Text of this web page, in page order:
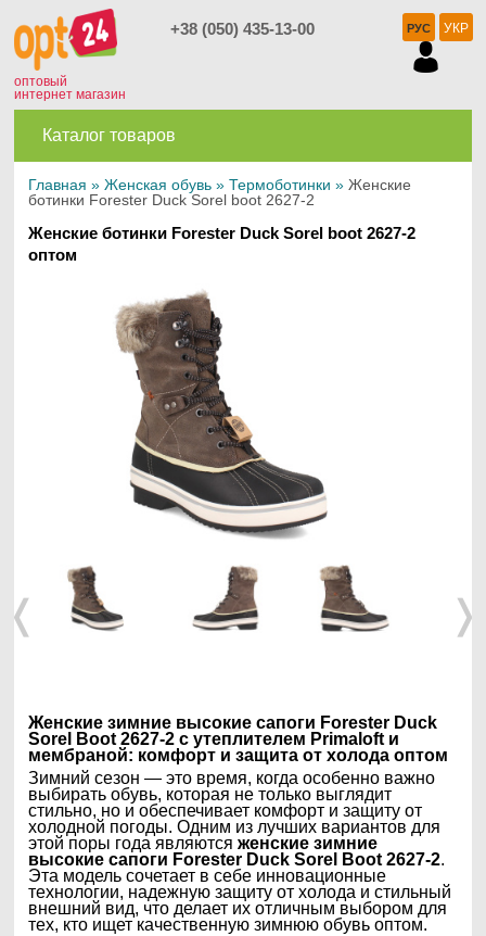
оптовый
интернет магазин
+38 (050) 435-13-00 РУС УКР
Каталог товаров
Главная » Женская обувь » Термоботинки » Женские
ботинки Forester Duck Sorel boot 2627-2
Женские ботинки Forester Duck Sorel boot 2627-2
оптом
❬ ❭
Женские зимние высокие сапоги Forester Duck
Sorel Boot 2627-2 с утеплителем Primaloft и
мембраной: комфорт и защита от холода оптом
Зимний сезон — это время, когда особенно важно
выбирать обувь, которая не только выглядит
стильно, но и обеспечивает комфорт и защиту от
холодной погоды. Одним из лучших вариантов для
этой поры года являютсяженские зимние
высокие сапоги Forester Duck Sorel Boot 2627-2.
Эта модель сочетает в себе инновационные
технологии, надежную защиту от холода и стильный
внешний вид, что делает их отличным выбором для
тех, кто ищет качественную зимнюю обувь оптом.